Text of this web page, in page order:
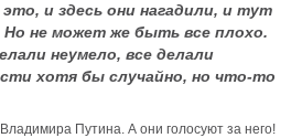
и здесь они нагадили, и тут
не может же быть все плохо.
неумело, все делали
хотя бы случайно, но что-то
Путина. А они голосуют за него!